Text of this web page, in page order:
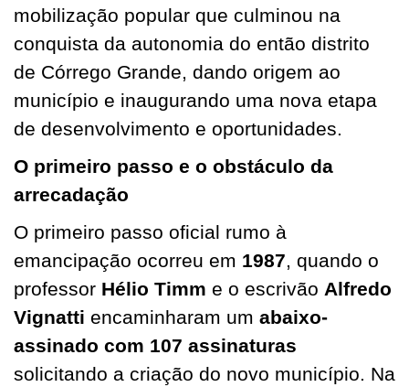
mobilização popular que culminou na
conquista da autonomia do então distrito
de Córrego Grande, dando origem ao
município e inaugurando uma nova etapa
de desenvolvimento e oportunidades.
O primeiro passo e o obstáculo da
arrecadação
O primeiro passo oficial rumo à
emancipação ocorreu em 1987, quando o
professor Hélio Timm e o escrivão Alfredo
Vignatti encaminharam um abaixo-
assinado com 107 assinaturas
solicitando a criação do novo município. Na